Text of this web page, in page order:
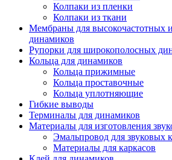
Колпаки из пленки
Колпаки из ткани
Мембраны для высокочастотных
динамиков
Рупорки для широкополосных
Кольца для динамиков
Кольца прижимные
Кольца проставочные
Кольца уплотняющие
Гибкие выводы
Терминалы для динамиков
Материалы для изготовления
Эмальпровод для звуковых
Материалы для каркасов